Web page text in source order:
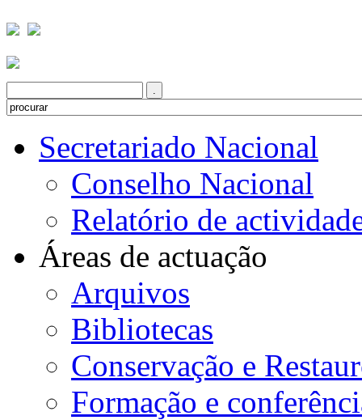
Secretariado Nacional
Conselho Nacional
Relatório de
Áreas de actuação
Arquivos
Bibliotecas
Conservação e
Formação e